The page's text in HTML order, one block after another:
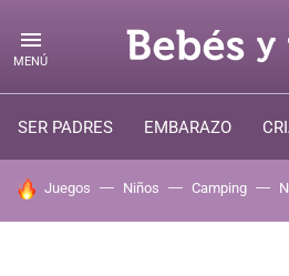
MENÚ
SER PADRES EMBARAZO
HOY SE HABLA DE
Juegos Niños Camping